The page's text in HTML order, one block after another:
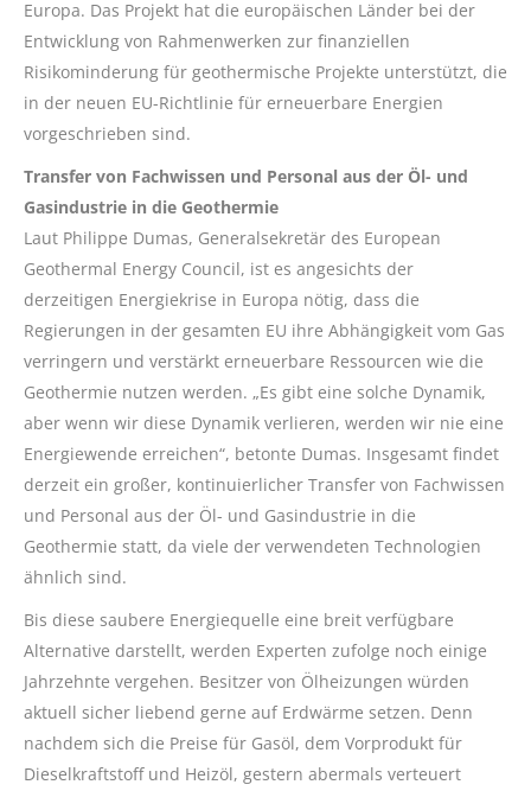
Europa. Das Projekt hat die europäischen Länder bei der
Entwicklung von Rahmenwerken zur finanziellen
Risikominderung für geothermische Projekte unterstützt, die
in der neuen EU-Richtlinie für erneuerbare Energien
vorgeschrieben sind.
Transfer von Fachwissen und Personal aus der Öl- und
Gasindustrie in die Geothermie
Laut Philippe Dumas, Generalsekretär des European
Geothermal Energy Council, ist es angesichts der
derzeitigen Energiekrise in Europa nötig, dass die
Regierungen in der gesamten EU ihre Abhängigkeit vom Gas
verringern und verstärkt erneuerbare Ressourcen wie die
Geothermie nutzen werden. „Es gibt eine solche Dynamik,
aber wenn wir diese Dynamik verlieren, werden wir nie eine
Energiewende erreichen“, betonte Dumas. Insgesamt findet
derzeit ein großer, kontinuierlicher Transfer von Fachwissen
und Personal aus der Öl- und Gasindustrie in die
Geothermie statt, da viele der verwendeten Technologien
ähnlich sind.
Bis diese saubere Energiequelle eine breit verfügbare
Alternative darstellt, werden Experten zufolge noch einige
Jahrzehnte vergehen. Besitzer von Ölheizungen würden
aktuell sicher liebend gerne auf Erdwärme setzen. Denn
nachdem sich die Preise für Gasöl, dem Vorprodukt für
Dieselkraftstoff und Heizöl, gestern abermals verteuert